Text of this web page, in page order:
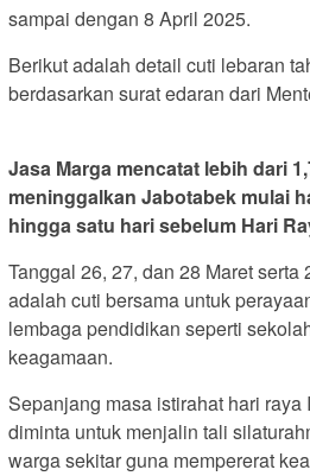
sampai dengan 8 April 2025.
Berikut adalah detail cuti lebaran
berdasarkan surat edaran dari
Jasa Marga mencatat lebih dari
meninggalkan Jabotabek mulai
hingga satu hari sebelum Hari
Tanggal 26, 27, dan 28 Maret serta
adalah cuti bersama untuk
lembaga pendidikan seperti
keagamaan.
Sepanjang masa istirahat hari raya
diminta untuk menjalin tali
warga sekitar guna mempererat